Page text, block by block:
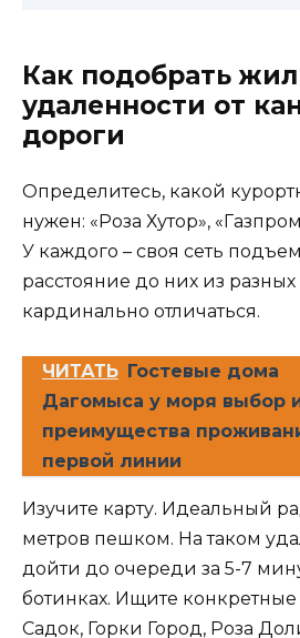
Как подобрать
удаленности от
дороги
Определитесь, какой
нужен: «Роза Хутор»,
У каждого – своя сеть
расстояние до них из
кардинально отличаться.
ЧИТАТЬ Гостевые дома
Дагомыса у моря выбор
преимущества
первой линии
Изучите карту. Идеальный
метров пешком. На таком
дойти до очереди за 5-7
ботинках. Ищите конкретные
Садок, Горки Город, Роза